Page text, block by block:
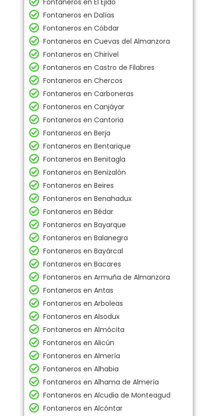
Fontaneros en El Ejido
Fontaneros en Dalías
Fontaneros en Cóbdar
Fontaneros en Cuevas del Almanzora
Fontaneros en Chirivel
Fontaneros en Castro de Filabres
Fontaneros en Chercos
Fontaneros en Carboneras
Fontaneros en Canjáyar
Fontaneros en Cantoria
Fontaneros en Berja
Fontaneros en Bentarique
Fontaneros en Benitagla
Fontaneros en Benizalón
Fontaneros en Beires
Fontaneros en Benahadux
Fontaneros en Bédar
Fontaneros en Bayarque
Fontaneros en Balanegra
Fontaneros en Bayárcal
Fontaneros en Bacares
Fontaneros en Armuña de Almanzora
Fontaneros en Antas
Fontaneros en Arboleas
Fontaneros en Alsodux
Fontaneros en Almócita
Fontaneros en Alicún
Fontaneros en Almería
Fontaneros en Alhabia
Fontaneros en Alhama de Almería
Fontaneros en Alcudia de Monteagud
Fontaneros en Alcóntar